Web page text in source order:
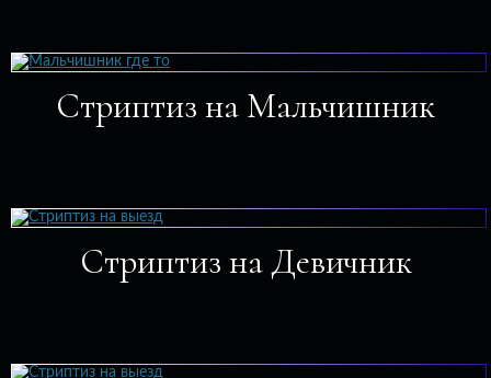
Стриптиз на Мальчишник
Стриптиз на Девичник